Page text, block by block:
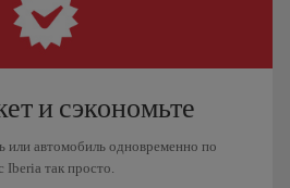
и сэкономьте
или автомобиль одновременно по
так просто.